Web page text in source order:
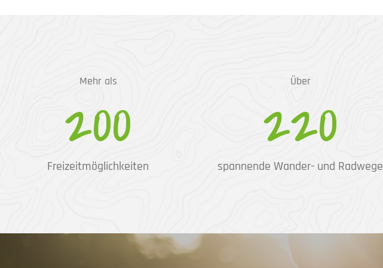
Mehr als
200
Freizeitmöglichkeiten
Über
220
spannende Wander- und Radwege